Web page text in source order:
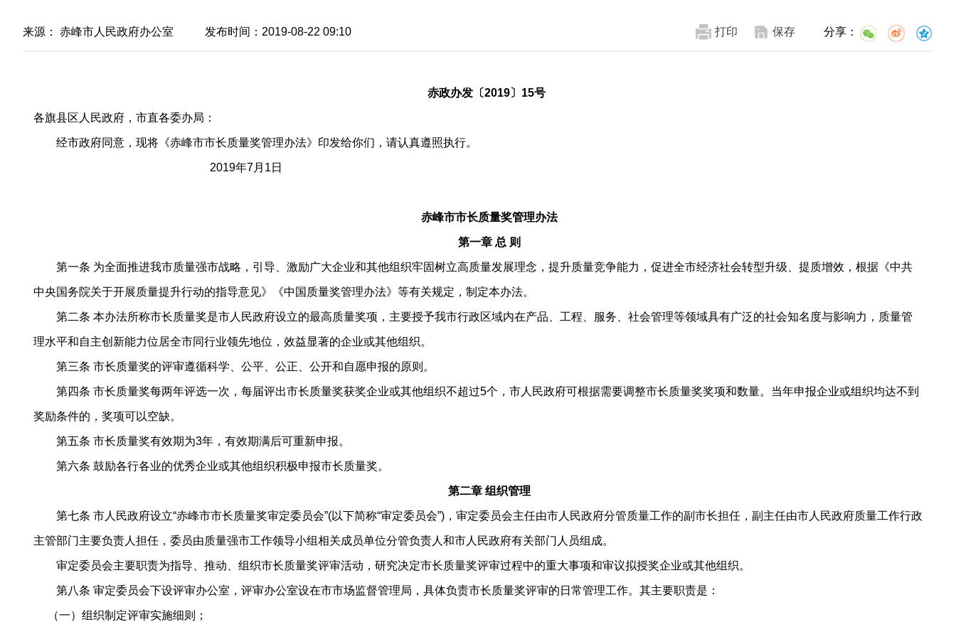
来源： 赤峰市人民政府办公室 发布时间：2019-08-22 09:10 打印 保存 分享：
赤政办发〔2019〕15号
各旗县区人民政府，市直各委办局：
经市政府同意，现将《赤峰市市长质量奖管理办法》印发给你们，请认真遵照执行。
2019年7月1日
赤峰市市长质量奖管理办法
第一章 总 则
第一条 为全面推进我市质量强市战略，引导、激励广大企业和其他组织牢固树立高质量发展理念，提升质量竞争能力，促进全市经济社会转型升级、提质增效，根据《中共
中央国务院关于开展质量提升行动的指导意见》《中国质量奖管理办法》等有关规定，制定本办法。
第二条 本办法所称市长质量奖是市人民政府设立的最高质量奖项，主要授予我市行政区域内在产品、工程、服务、社会管理等领域具有广泛的社会知名度与影响力，质量管
理水平和自主创新能力位居全市同行业领先地位，效益显著的企业或其他组织。
第三条 市长质量奖的评审遵循科学、公平、公正、公开和自愿申报的原则。
第四条 市长质量奖每两年评选一次，每届评出市长质量奖获奖企业或其他组织不超过5个，市人民政府可根据需要调整市长质量奖奖项和数量。当年申报企业或组织均达不到
奖励条件的，奖项可以空缺。
第五条 市长质量奖有效期为3年，有效期满后可重新申报。
第六条 鼓励各行各业的优秀企业或其他组织积极申报市长质量奖。
第二章 组织管理
第七条 市人民政府设立“赤峰市市长质量奖审定委员会”(以下简称“审定委员会”)，审定委员会主任由市人民政府分管质量工作的副市长担任，副主任由市人民政府质量工作行政
主管部门主要负责人担任，委员由质量强市工作领导小组相关成员单位分管负责人和市人民政府有关部门人员组成。
审定委员会主要职责为指导、推动、组织市长质量奖评审活动，研究决定市长质量奖评审过程中的重大事项和审议拟授奖企业或其他组织。
第八条 审定委员会下设评审办公室，评审办公室设在市市场监督管理局，具体负责市长质量奖评审的日常管理工作。其主要职责是：
（一）组织制定评审实施细则；